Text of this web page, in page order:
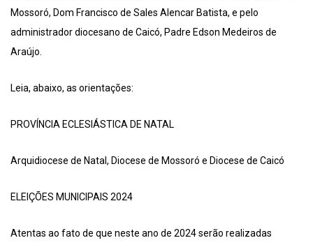
Mossoró, Dom Francisco de Sales Alencar Batista, e pelo
administrador diocesano de Caicó, Padre Edson Medeiros de
Araújo.
Leia, abaixo, as orientações:
PROVÍNCIA ECLESIÁSTICA DE NATAL
Arquidiocese de Natal, Diocese de Mossoró e Diocese de Caicó
ELEIÇÕES MUNICIPAIS 2024
Atentas ao fato de que neste ano de 2024 serão realizadas